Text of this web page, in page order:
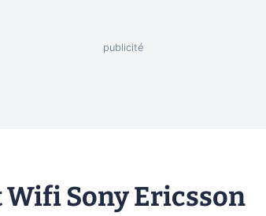
Wifi Sony Ericsson